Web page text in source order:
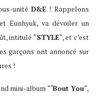
unité D&E ! Rappelons
Eunhyuk, va dévoiler un
intitulé “STYLE“, et c’est
garçons ont annoncé sur
!
mini-album “‘Bout You“,